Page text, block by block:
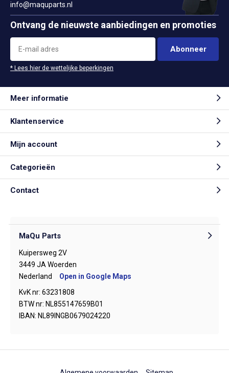
info@maquparts.nl
Ontvang de nieuwste aanbiedingen en promoties
Abonneer
* Lees hier de wettelijke beperkingen
Meer informatie
Klantenservice
Mijn account
Categorieën
Contact
MaQu Parts
Kuipersweg 2V
3449 JA Woerden
Nederland
Open in Google Maps
KvK nr: 63231808
BTW nr: NL855147659B01
IBAN: NL89INGB0679024220